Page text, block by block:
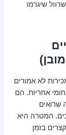
שיגרמו
לא אמורים
אחריות. הם
שרואים
המטרה היא
בזמן